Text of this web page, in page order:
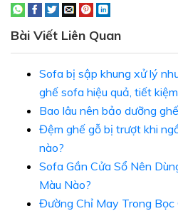
Bài Viết Liên Quan
Sofa bị sập khung xử lý
ghế sofa hiệu quả, tiết
Bao lâu nên bảo dưỡng
Đệm ghế gỗ bị trượt khi
nào?
Sofa Gần Cửa Sổ Nên
Màu Nào?
Đường Chỉ May Trong Bọc